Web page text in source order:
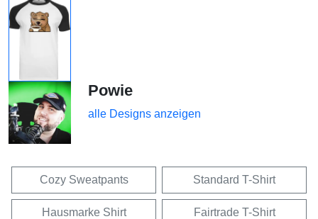
Powie
alle Designs anzeigen
Cozy Sweatpants Standard T-Shirt
Hausmarke Shirt Fairtrade T-Shirt